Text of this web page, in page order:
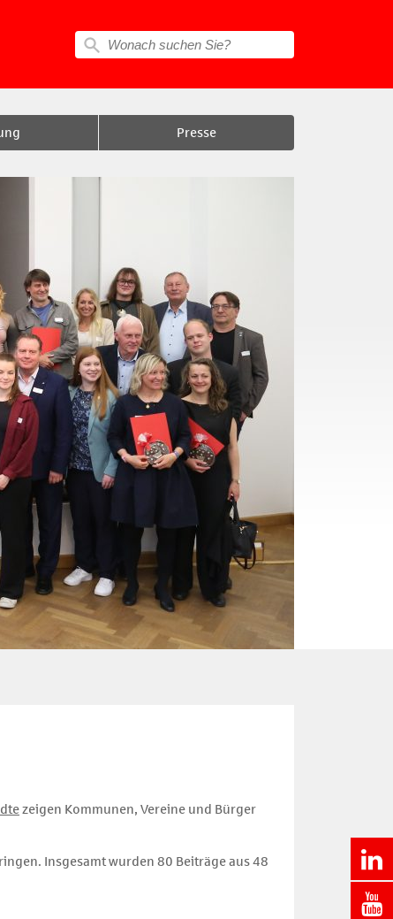
Presse
zeigen Kommunen, Vereine und Bürger
Insgesamt wurden 80 Beiträge aus 48